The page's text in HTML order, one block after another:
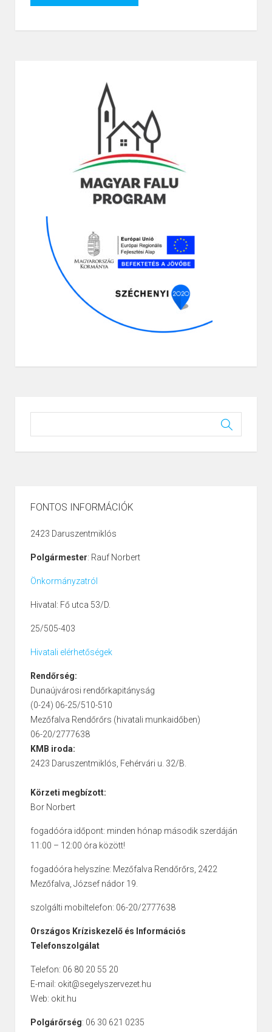
FONTOS INFORMÁCIÓK
2423 Daruszentmiklós
Polgármester: Rauf Norbert
Önkormányzatról
Hivatal: Fő utca 53/D.
25/505-403
Hivatali elérhetőségek
Rendőrség:
Dunaújvárosi rendőrkapitányság
(0-24) 06-25/510-510
Mezőfalva Rendőrőrs (hivatali munkaidőben)
06-20/2777638
KMB iroda:
2423 Daruszentmiklós, Fehérvári u. 32/B.
Körzeti megbízott:
Bor Norbert
fogadóóra időpont: minden hónap második szerdáján
11:00 – 12:00 óra között!
fogadóóra helyszíne: Mezőfalva Rendőrőrs, 2422
Mezőfalva, József nádor 19.
szolgálti mobiltelefon: 06-20/2777638
Országos Kríziskezelő és Információs
Telefonszolgálat
Telefon: 06 80 20 55 20
E-mail: okit@segelyszervezet.hu
Web: okit.hu
Polgárőrség: 06 30 621 0235